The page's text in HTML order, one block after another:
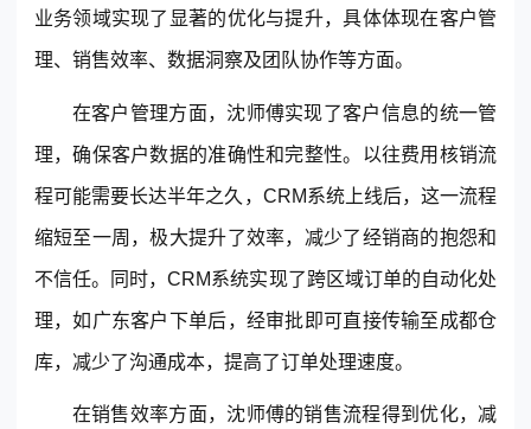
业务领域实现了显著的优化与提升，具体体现在客户管
理、销售效率、数据洞察及团队协作等方面。
在客户管理方面，沈师傅实现了客户信息的统一管
理，确保客户数据的准确性和完整性。以往费用核销流
程可能需要长达半年之久，CRM系统上线后，这一流程
缩短至一周，极大提升了效率，减少了经销商的抱怨和
不信任。同时，CRM系统实现了跨区域订单的自动化处
理，如广东客户下单后，经审批即可直接传输至成都仓
库，减少了沟通成本，提高了订单处理速度。
在销售效率方面，沈师傅的销售流程得到优化，减